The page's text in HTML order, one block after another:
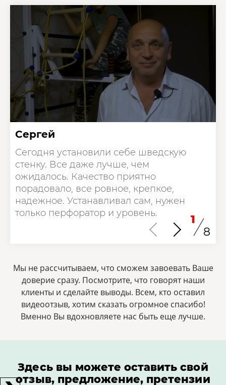
Сергей
Сегодня установили себе шведскую
стенку. Все даже лучше, чем
ожидалось. Качество приятно
порадовало, все ровное, крепкое,
надежное. Устанавливал сам, нужен
только перфоратор и уровень.
1
8
Мы не рассчитываем, что сможем завоевать Ваше
доверие сразу. Посмотрите, что говорят наши
клиенты и сделайте выводы. Всем, кто оставил
видеоотзыв, хотим сказать огромное спасибо!
Bменно Вы вдохновляете нас быть еще лучше.
Здесь вы можете оставить свой
отзыв, предложение, претензии